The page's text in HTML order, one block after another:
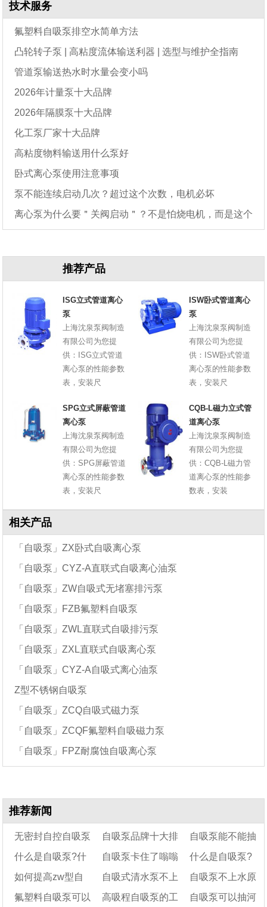
技术服务
氟塑料自吸泵排空水简单方法
凸轮转子泵 | 高粘度流体输送利器 | 选型与维护全指南
管道泵输送热水时水量会变小吗
2026年计量泵十大品牌
2026年隔膜泵十大品牌
化工泵厂家十大品牌
高粘度物料输送用什么泵好
卧式离心泵使用注意事项
泵不能连续启动几次？超过这个次数，电机必坏
离心泵为什么要＂关阀启动＂？不是怕烧电机，而是这个
推荐产品
ISG立式管道离心
泵
上海沈泉泵阀制造
有限公司为您提
供：ISG立式管道
离心泵的性能参数
表，安装尺
ISW卧式管道离心
泵
上海沈泉泵阀制造
有限公司为您提
供：ISW卧式管道
离心泵的性能参数
表，安装尺
SPG立式屏蔽管道
离心泵
上海沈泉泵阀制造
有限公司为您提
供：SPG屏蔽管道
离心泵的性能参数
表，安装尺
CQB-L磁力立式管
道离心泵
上海沈泉泵阀制造
有限公司为您提
供：CQB-L磁力管
道离心泵的性能参
数表，安装
相关产品
「自吸泵」ZX卧式自吸离心泵
「自吸泵」CYZ-A直联式自吸离心油泵
「自吸泵」ZW自吸式无堵塞排污泵
「自吸泵」FZB氟塑料自吸泵
「自吸泵」ZWL直联式自吸排污泵
「自吸泵」ZXL直联式自吸离心泵
「自吸泵」CYZ-A自吸式离心油泵
Z型不锈钢自吸泵
「自吸泵」ZCQ自吸式磁力泵
「自吸泵」ZCQF氟塑料自吸磁力泵
「自吸泵」FPZ耐腐蚀自吸离心泵
推荐新闻
无密封自控自吸泵
故障原因分析和解决
方法
自吸泵品牌十大排 自吸泵能不能抽
柴油?
什么是自吸泵?什
么是离心泵?它们的
区别是什么?
自吸泵卡住了嗡嗡
响怎么办
什么是自吸泵?
它有哪些作用
如何提高zw型自
吸式排污泵的自吸力
自吸式清水泵不上
水怎么解决?
自吸泵不上水原
因（自吸泵吸程可
氟塑料自吸泵可以 高吸程自吸泵的工 自吸泵可以抽河